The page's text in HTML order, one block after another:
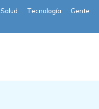
Salud Tecnología
Gente